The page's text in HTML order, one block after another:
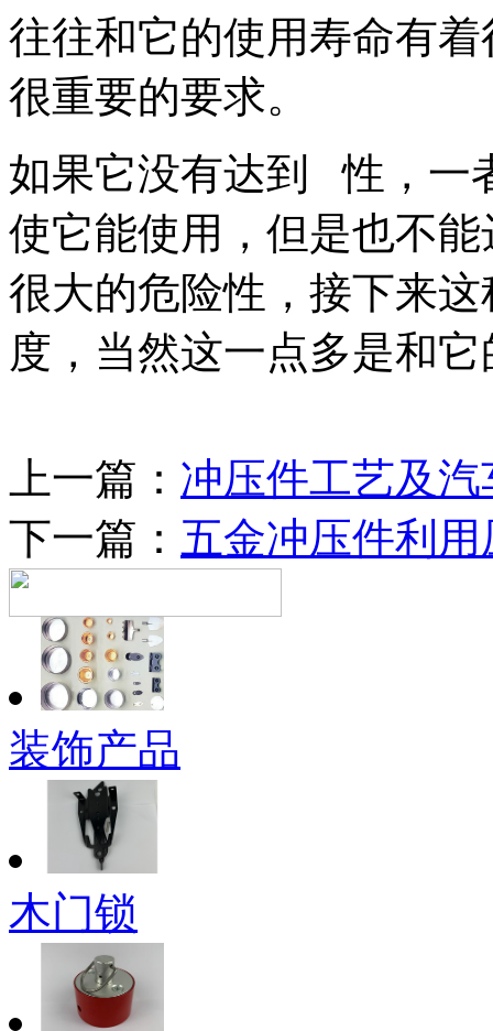
往往和它的使用寿命有
很重要的要求。
如果它没有达到 性，一
使它能使用，但是也不
很大的危险性，接下来
度，当然这一点多是和
上一篇： 冲压件工艺及
下一篇： 五金冲压件利
装饰产品
木门锁